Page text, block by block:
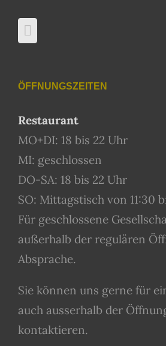
ÖFFNUNGSZEITEN
Restaurant
MO+DI: 18 bis 22 Uhr
MI: geschlossen
DO-SA: 18 bis 22 Uhr
SO: Mittagstisch von 11:30
Für geschlossene
außerhalb der regulären
Absprache.
Sie können uns gerne für
auch ausserhalb der
kontaktieren.